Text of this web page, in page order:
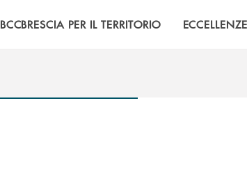
BCCBRESCIA PER IL TERRITORIO ECCELLENZE